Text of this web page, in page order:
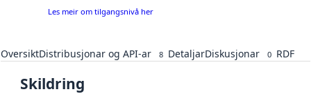
Les meir om tilgangsnivå her
OversiktDistribusjonar og API-ar 8 DetaljarDiskusjonar 0 RDF
Skildring